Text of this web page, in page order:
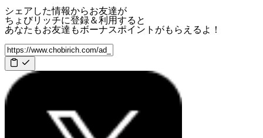
シェアした情報からお友達が
ちょびリッチに登録＆利用すると
あなたもお友達もボーナスポイント がもらえるよ！